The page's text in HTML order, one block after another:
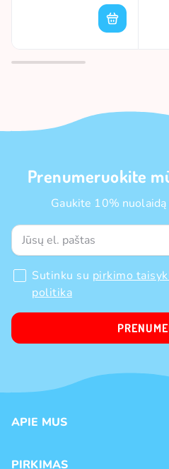
Prenumeruokite
Gaukite 10%
Sutinku su pirkimo
politika
APIE MUS
PIRKIMAS